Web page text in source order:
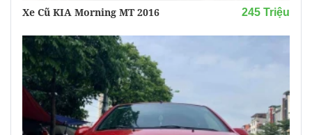
Xe Cũ KIA Morning MT 2016 245 Triệu